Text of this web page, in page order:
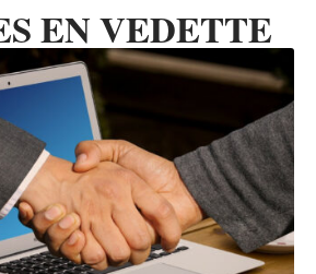
EN VEDETTE